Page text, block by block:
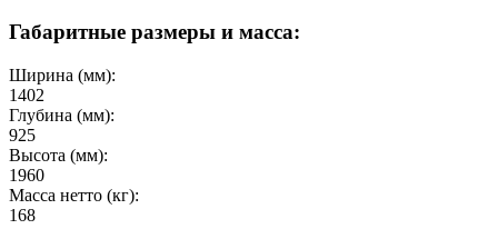
Габаритные размеры и масса:
Ширина (мм):
1402
Глубина (мм):
925
Высота (мм):
1960
Масса нетто (кг):
168